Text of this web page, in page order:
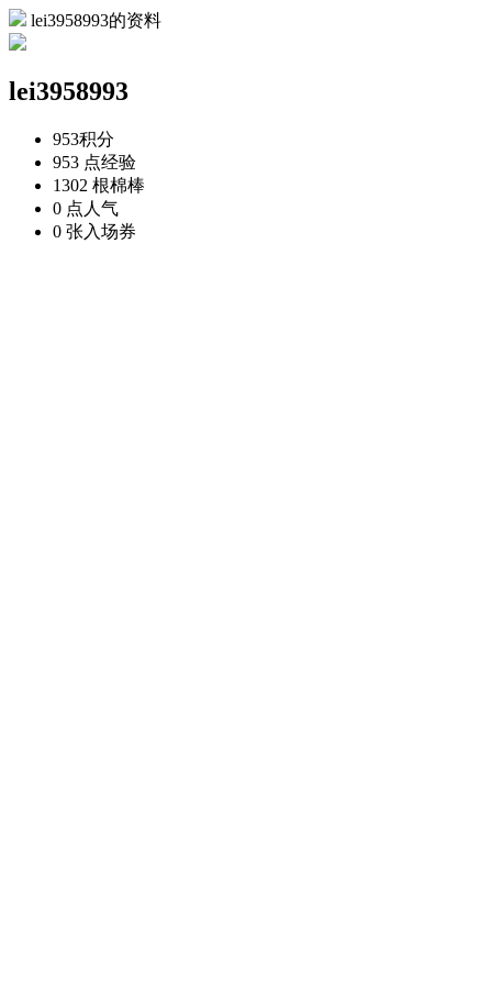
lei3958993的资料
lei3958993
953积分
953 点经验
1302 根棉棒
0 点 人气
0 张 入场券